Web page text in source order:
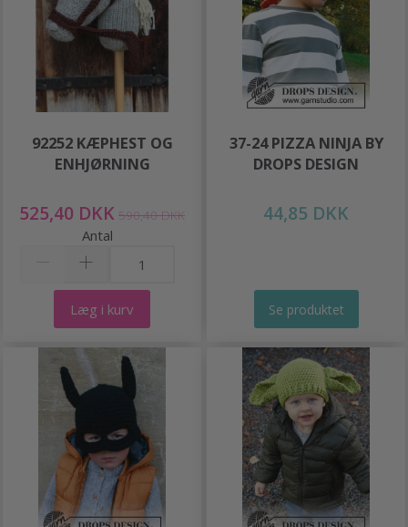
92252 KÆPHEST OG
ENHJØRNING
525,40 DKK 590,40 DKK
Antal
Læg i kurv
37-24 PIZZA NINJA BY
DROPS DESIGN
44,85 DKK
Se produktet